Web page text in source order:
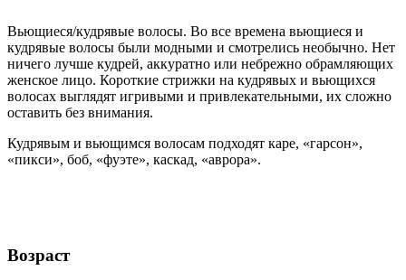
Вьющиеся/кудрявые волосы. Во все времена вьющиеся и
кудрявые волосы были модными и смотрелись необычно. Нет
ничего лучше кудрей, аккуратно или небрежно обрамляющих
женское лицо. Короткие стрижки на кудрявых и вьющихся
волосах выглядят игривыми и привлекательными, их сложно
оставить без внимания.
Кудрявым и вьющимся волосам подходят каре, «гарсон»,
«пикси», боб, «фуэте», каскад, «аврора».
Возраст